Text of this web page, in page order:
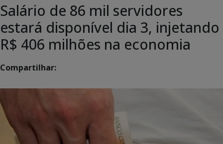
Salário de 86 mil servidores
estará disponível dia 3, injetando
R$ 406 milhões na economia
Compartilhar: